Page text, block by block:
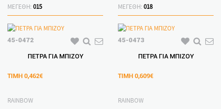
ΜΕΓΕΘΗ: 015
ΜΕΓΕΘΗ: 018
45-0472
ΠΕΤΡΑ ΓΙΑ ΜΠΙΖΟΥ
ΤΙΜΗ 0,462€
RAINBOW
45-0473
ΠΕΤΡΑ ΓΙΑ ΜΠΙΖΟΥ
ΤΙΜΗ 0,609€
RAINBOW